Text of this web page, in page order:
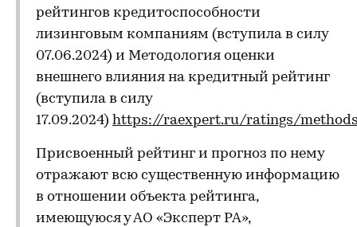
рейтингов кредитоспособности
лизинговым компаниям (вступила в силу
07.06.2024) и Методология оценки
внешнего влияния на кредитный рейтинг
(вступила в силу
17.09.2024) https://raexpert.ru/ratings/
Присвоенный рейтинг и прогноз по нему
отражают всю существенную информацию
в отношении объекта рейтинга,
имеющуюся у АО «Эксперт РА»,